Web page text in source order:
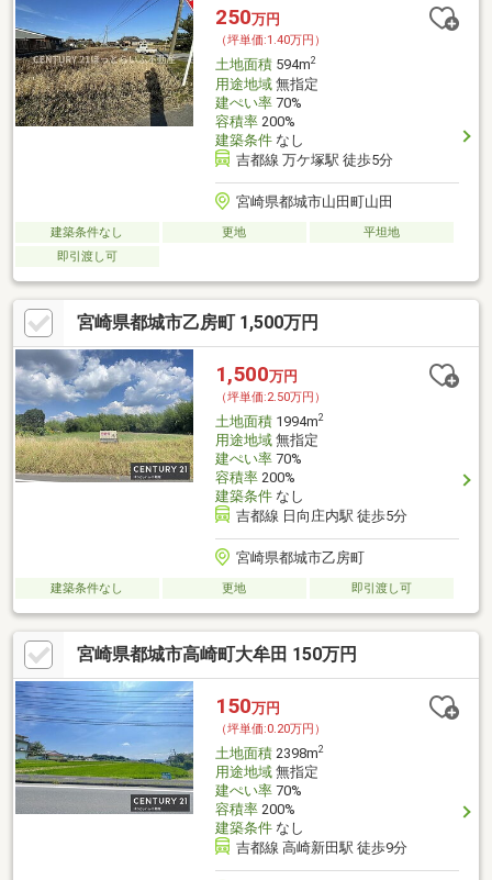
250万円
（坪単価:1.40万円）
土地面積594m2
用途地域無指定
建ぺい率70%
容積率200%
建築条件なし
吉都線 万ケ塚駅 徒歩5分
宮崎県都城市山田町山田
建築条件なし 更地
平坦地
即引渡し可
宮崎県都城市乙房町 1,500万円
1,500万円
（坪単価:2.50万円）
土地面積1994m2
用途地域無指定
建ぺい率70%
容積率200%
建築条件なし
吉都線 日向庄内駅 徒歩5分
宮崎県都城市乙房町
建築条件なし 更地 即引渡し可
宮崎県都城市高崎町大牟田 150万円
150万円
（坪単価:0.20万円）
土地面積2398m2
用途地域無指定
建ぺい率70%
容積率200%
建築条件なし
吉都線 高崎新田駅 徒歩9分